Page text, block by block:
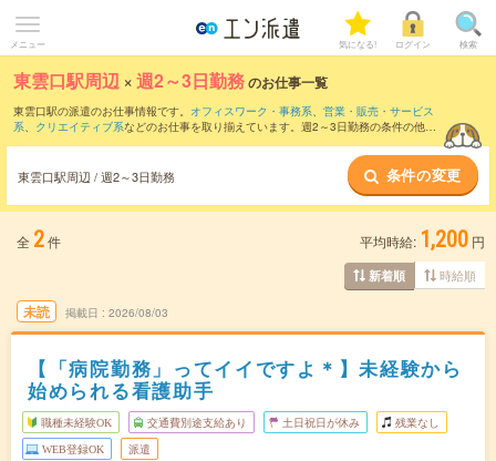
メニュー 気になる! ログイン 検索
東雲口駅周辺 ×週2～3日勤務のお仕事一覧
東雲口駅の派遣のお仕事情報です。 オフィスワーク・事務系、 営業・販売・サービス
系、 クリエイティブ系などのお仕事を取り揃えています。週2～3日勤務の条件の他
東雲口駅周辺 / 週2～3日勤務 条件の変更
全 2件 平均時給: 1,200 円
新着順 時給順
未読 掲載日 2026/08/03
【「病院勤務」ってイイですよ＊】未経験から
始められる看護助手
職種未経験OK 交通費別途支給あり 土日祝日が休み 残業なし
WEB登録OK 派遣